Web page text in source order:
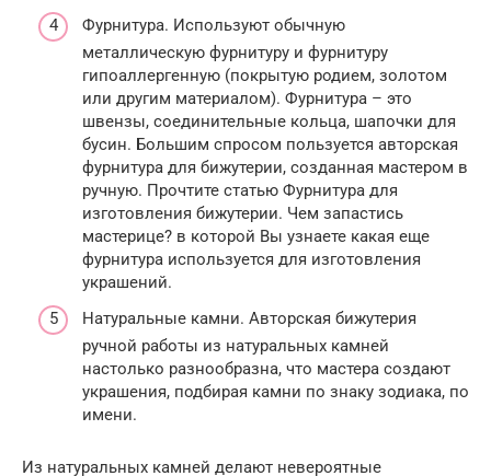
Фурнитура. Используют обычную
металлическую фурнитуру и фурнитуру
гипоаллергенную (покрытую родием, золотом
или другим материалом). Фурнитура – это
швензы, соединительные кольца, шапочки для
бусин. Большим спросом пользуется авторская
фурнитура для бижутерии, созданная мастером в
ручную. Прочтите статью Фурнитура для
изготовления бижутерии. Чем запастись
мастерице? в которой Вы узнаете какая еще
фурнитура используется для изготовления
украшений.
Натуральные камни. Авторская бижутерия
ручной работы из натуральных камней
настолько разнообразна, что мастера создают
украшения, подбирая камни по знаку зодиака, по
имени.
Из натуральных камней делают невероятные